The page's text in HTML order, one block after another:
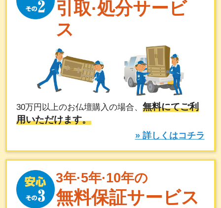
引取·処分サービ
ス
30万円以上のお仏壇購入の場合、無料にてご利
用いただけます。
» 詳しくはコチラ
3年·5年·10年の
無料保証サービス